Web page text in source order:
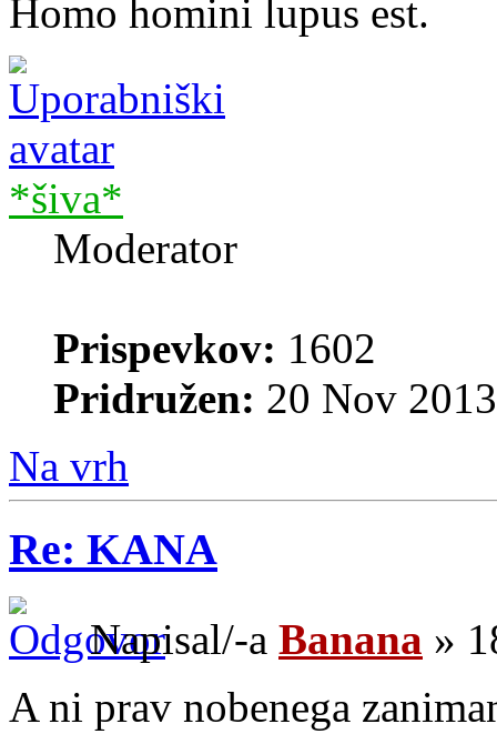
Homo homini lupus est.
*šiva*
Moderator
Prispevkov: 1602
Pridružen: 20 Nov
Na vrh
Re: KANA
Napisal/-a Banana »
A ni prav nobenega